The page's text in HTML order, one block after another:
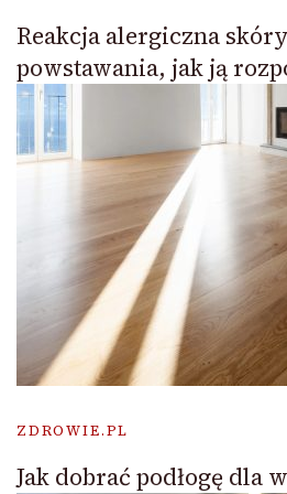
Reakcja alergiczna
powstawania, jak ją
ZDROWIE.PL
Jak dobrać podłogę dla